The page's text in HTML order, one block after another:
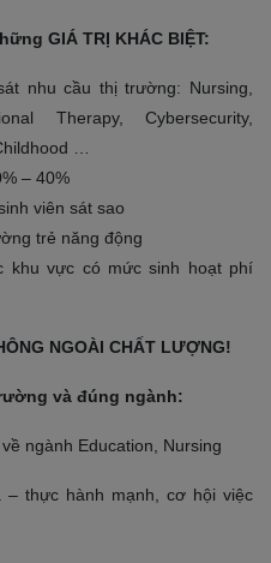
GIÁ TRỊ KHÁC BIỆT:
nhu cầu thị trường: Nursing,
Therapy, Cybersecurity,
…
– 40%
viên sát sao
trẻ năng động
khu vực có mức sinh hoạt phí
NGOÀI CHẤT LƯỢNG!
và đúng ngành:
ngành Education, Nursing
– thực hành mạnh, cơ hội việc